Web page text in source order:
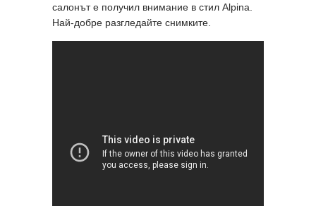
салонът е получил внимание в стил Alpina.
Най-добре разгледайте снимките.